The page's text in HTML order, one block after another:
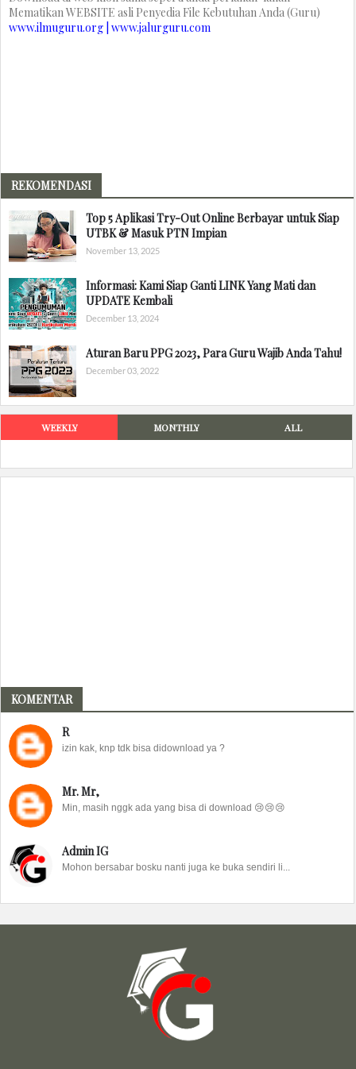
Mematikan WEBSITE asli Penyedia File Kebutuhan Anda (Guru)
www.ilmuguru.org | www.jalurguru.com
REKOMENDASI
Top 5 Aplikasi Try-Out Online Berbayar untuk Siap
UTBK & Masuk PTN Impian
November 13, 2025
Informasi: Kami Siap Ganti LINK Yang Mati dan
UPDATE Kembali
December 13, 2024
Aturan Baru PPG 2023, Para Guru Wajib Anda Tahu!
December 03, 2022
WEEKLY MONTHLY ALL
KOMENTAR
R
izin kak, knp tdk bisa didownload ya ?
Mr. Mr,
Min, masih nggk ada yang bisa di download 😢😢😢
Admin IG
Mohon bersabar bosku nanti juga ke buka sendiri li...